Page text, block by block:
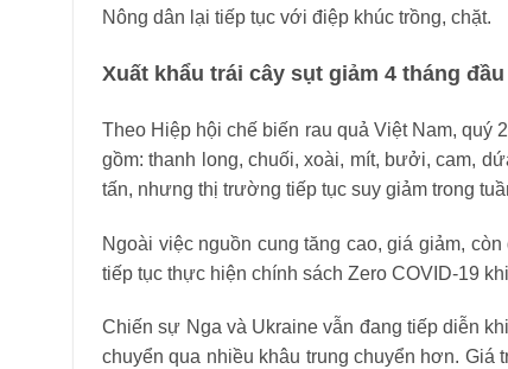
Nông dân lại tiếp tục với điệp khúc trồng, chặt.
Xuất khẩu trái cây sụt giảm 4 tháng đầu
Theo Hiệp hội chế biến rau quả Việt Nam, quý
gồm: thanh long, chuối, xoài, mít, bưởi, cam,
tấn, nhưng thị trường tiếp tục suy giảm trong
Ngoài việc nguồn cung tăng cao, giá giảm,
tiếp tục thực hiện chính sách Zero COVID-19
Chiến sự Nga và Ukraine vẫn đang tiếp diễn
chuyển qua nhiều khâu trung chuyển hơn. Giá